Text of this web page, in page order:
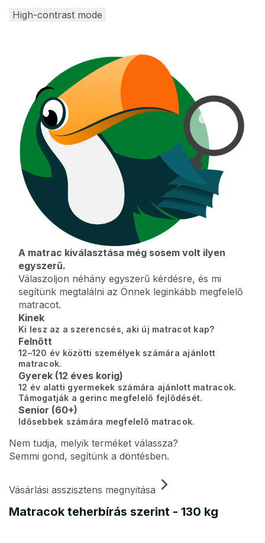
Matracok teherbírás szerint - 130 kg
High-contrast mode
A matrac kiválasztása még sosem volt ilyen
egyszerű.
Válaszoljon néhány egyszerű kérdésre, és mi
segítünk megtalálni az Önnek leginkább megfelelő
matracot.
Kinek
Ki lesz az a szerencsés, aki új matracot kap?
Felnőtt
12–120 év közötti személyek számára ajánlott
matracok.
Gyerek (12 éves korig)
12 év alatti gyermekek számára ajánlott matracok.
Támogatják a gerinc megfelelő fejlődését.
Senior (60+)
Idősebbek számára megfelelő matracok.
Nem tudja, melyik terméket válassza?
Semmi gond, segítünk a döntésben.
Vásárlási asszisztens megnyitása